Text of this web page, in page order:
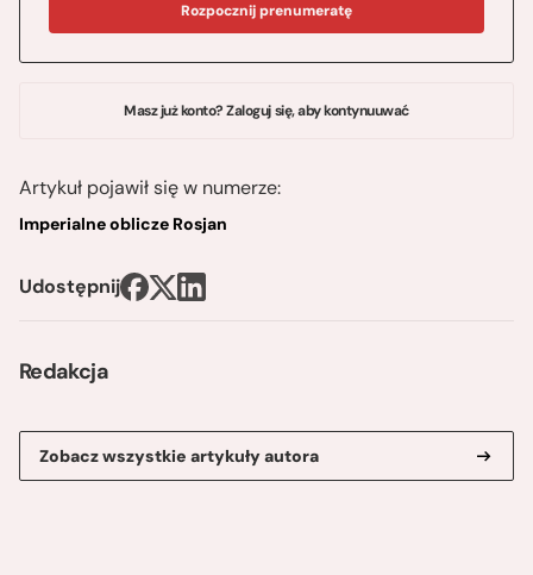
Redakcja
Zobacz wszystkie artykuły autora
Rozpocznij prenumeratę
Masz już konto? Zaloguj się, aby kontynuuwać
Artykuł pojawił się w numerze:
Imperialne oblicze Rosjan
Udostępnij